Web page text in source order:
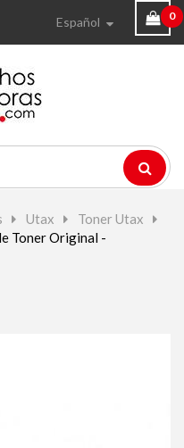
0
Español
> Utax >
Toner Utax
Toner Original -